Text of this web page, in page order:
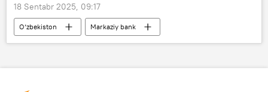
18 Sentabr 2025, 09:17
O‘zbekiston
Markaziy bank
forum
anjuman bank